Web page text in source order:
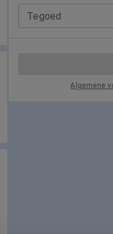
Tegoed
Algemene